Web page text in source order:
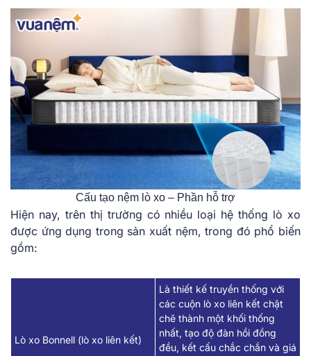
Cấu tạo nệm lò xo – Phần hỗ trợ
Hiện nay, trên thị trường có nhiều loại hệ thống lò xo
được ứng dụng trong sản xuất nệm, trong đó phổ biến
gồm:
Lò xo Bonnell (lò xo liên kết)
Là thiết kế truyền thống với
các cuộn lò xo liên kết chặt
chẽ thành một khối thống
nhất, tạo độ đàn hồi đồng
đều, kết cấu chắc chắn và giá